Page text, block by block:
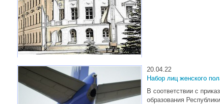
20.04.22
Набор лиц женского
В соответствии с
образования